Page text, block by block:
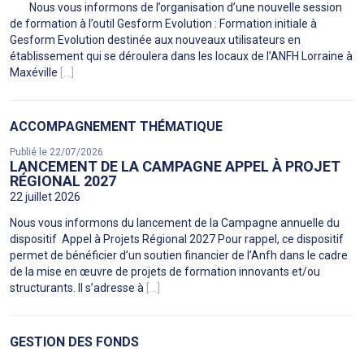
Nous vous informons de l’organisation d’une nouvelle session
de formation à l’outil Gesform Evolution : Formation initiale à
Gesform Evolution destinée aux nouveaux utilisateurs en
établissement qui se déroulera dans les locaux de l’ANFH Lorraine à
Maxéville [...]
ACCOMPAGNEMENT THÉMATIQUE
Publié le 22/07/2026
LANCEMENT DE LA CAMPAGNE APPEL À PROJET
RÉGIONAL 2027
22 juillet 2026
Nous vous informons du lancement de la Campagne annuelle du
dispositif Appel à Projets Régional 2027 Pour rappel, ce dispositif
permet de bénéficier d’un soutien financier de l’Anfh dans le cadre
de la mise en œuvre de projets de formation innovants et/ou
structurants. Il s’adresse à [...]
GESTION DES FONDS